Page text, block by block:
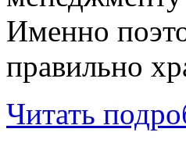
Именно
правильно
Читать